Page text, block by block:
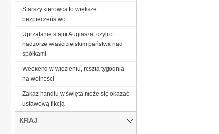
Starszy kierowca to większe
bezpieczeństwo
Uprzątanie stajni Augiasza, czyli o
nadzorze właścicielskim państwa nad
spółkami
Weekend w więzieniu, reszta tygodnia
na wolności
Zakaz handlu w święta może się okazać
ustawową fikcją
KRAJ